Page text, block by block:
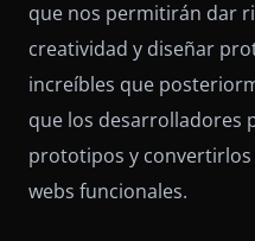
que nos permitirán dar
creatividad y diseñar
increíbles que
que los desarrolladores
prototipos y convertirlos
webs funcionales.